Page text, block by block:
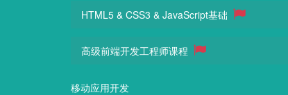
HTML5 & CSS3 & JavaScript基础
高级前端开发工程师课程
移动应用开发